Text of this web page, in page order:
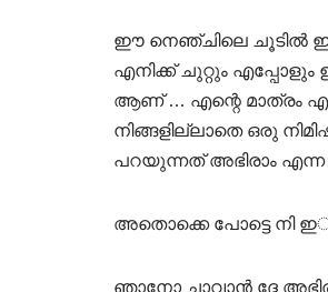
ഈ നെഞ്ചിലെ ചൂടിൽ
എനിക്ക് ചുറ്റും എപ്പോളും
ആണ് … എന്റെ മാത്രം
നിങ്ങളില്ലാതെ ഒരു
പറയുന്നത് അഭിരാം
അതൊക്കെ പോട്ടെ നി
ഞാനോ ചാവാൻ ദ്ദേ